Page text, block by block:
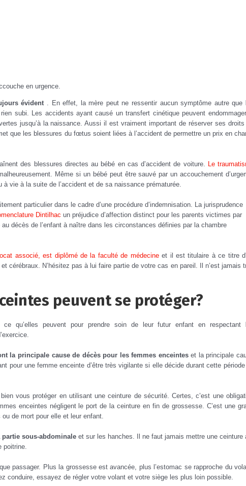
en urgence.
évident
En effet, la mère peut ne ressentir aucun symptôme autre que
subi. Les accidents ayant causé un transfert cinétique peuvent
jusqu’à la naissance.Aussi il est vraiment important de réserver ses droits
que les blessures du fœtus soient liées à l’accident de permettre un prix en
des blessures directes au bébé en cas d’accident de voiture. Le
Même si un bébé peut être sauvé par un accouchement
vie à la suite de l’accident et de sa naissance prématurée.
particulier dans le cadre d’une procédure d’indemnisation. La jurisprudence
Dintilhac un préjudice d’affection distinct pour les parents victimes par
décès de l’enfant à naître dans les circonstances définies par la chambre
associé, est diplômé de la faculté de médecineet il est titulaire à ce titre
cérébraux. N’hésitez pas à lui faire partie de votre cas en pareil. Il n’est jamais
peuvent se protéger?
qu’elles peuvent pour prendre soin de leur futur enfant en respectant
la principale cause de décès pour les femmes enceinteset la principale
pour une femme enceinte d’être très vigilante si elle décide durant cette
vous protéger en utilisant une ceinture de sécurité.Certes, c’est une
enceintes négligent le port de la ceinture en fin de grossesse.C’est une
de mort pour elle et leur enfant.
sous-abdominale et sur les hanches. Il ne faut jamais mettre une ceinture
poitrine.
passager. Plus la grossesse est avancée, plus l’estomac se rapproche du
conduire, essayez de régler votre volant et votre siège les plus loin possible.